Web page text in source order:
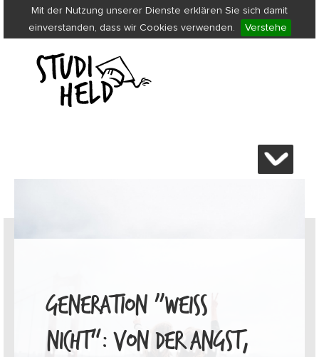
Mit der Nutzung unserer Dienste erklären Sie sich damit
einverstanden, dass wir Cookies verwenden.
Verstehe
GENERATION „WEISS N
ICHT“: VON DER ANGST, E